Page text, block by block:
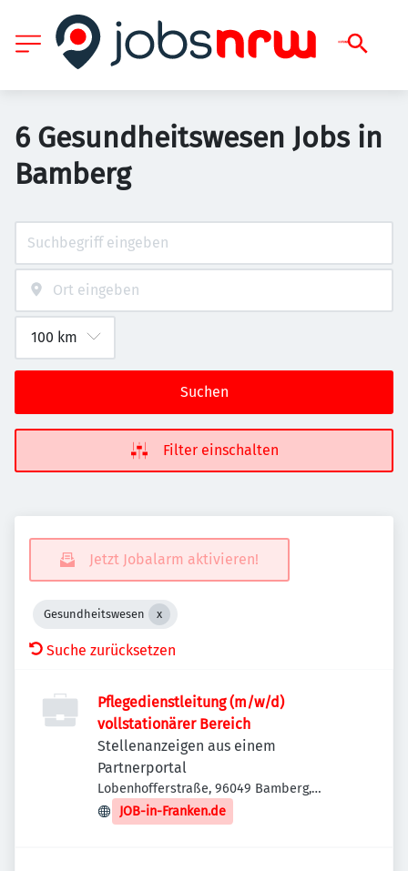
6 Gesundheitswesen Jobs in
Bamberg
Suchen
Filter einschalten
Jetzt Jobalarm aktivieren!
Gesundheitswesen
Suche zurücksetzen
Pflegedienstleitung (m/w/d)
vollstationärer Bereich
Stellenanzeigen aus einem
Partnerportal
Lobenhofferstraße, 96049 Bamberg,
Deutschland
JOB-in-Franken.de